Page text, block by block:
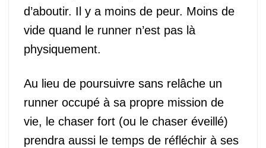
d’aboutir. Il y a moins de peur. Moins de
vide quand le runner n’est pas là
physiquement.
Au lieu de poursuivre sans relâche un
runner occupé à sa propre mission de
vie, le chaser fort (ou le chaser éveillé)
prendra aussi le temps de réfléchir à ses